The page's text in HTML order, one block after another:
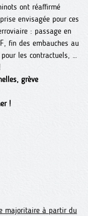
ont réaffirmé
envisagée pour ces
: passage en
fin des embauches au
les contractuels, …
grève
!
majoritaire à partir du